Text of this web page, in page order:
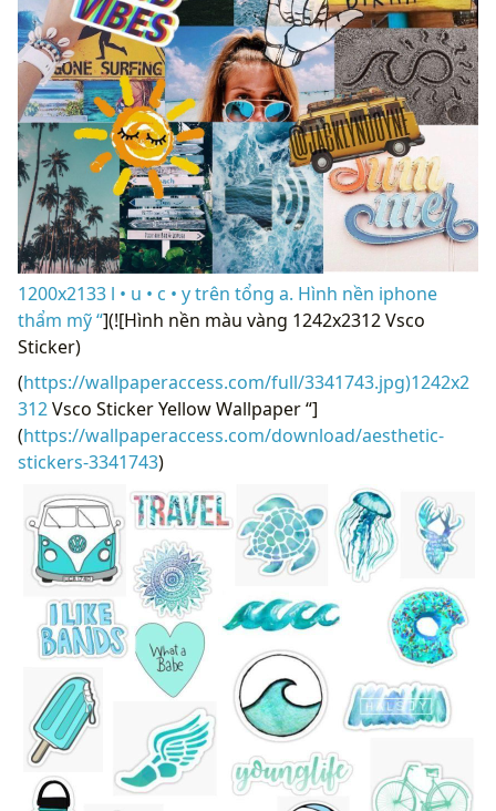
1200x2133 l • u • c • y trên tổng a. Hình nền iphone
thẩm mỹ “](![Hình nền màu vàng 1242x2312 Vsco
Sticker)
(https://wallpaperaccess.com/full/3341743.jpg)1242x2
312Vsco Sticker Yellow Wallpaper “]
(https://wallpaperaccess.com/download/aesthetic-
stickers-3341743)